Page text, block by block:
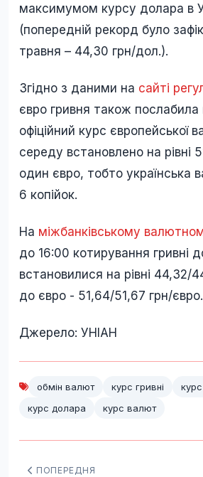
максимумом курсу долара в
(попередній рекорд було
травня – 44,30 грн/дол.).
Згідно з даними на сайті
євро гривня також послабила
офіційний курс європейської
середу встановлено на рівні
один євро, тобто українська
6 копійок.
На міжбанківському
до 16:00 котирування гривні
встановилися на рівні 44,32/
до євро - 51,64/51,67 грн/євро.
Джерело: УНІАН
обмін валют курс гривні
курс долара
курс валют
ПОПЕРЕДНЯ